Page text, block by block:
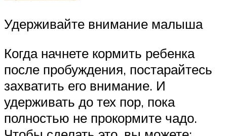
Удерживайте внимание малыша
Когда начнете кормить ребенка
после пробуждения, постарайтесь
захватить его внимание. И
удерживать до тех пор, пока
полностью не прокормите чадо.